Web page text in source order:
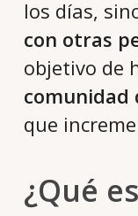
los días,
con otras
objetivo de
comunidad
que
¿Qué